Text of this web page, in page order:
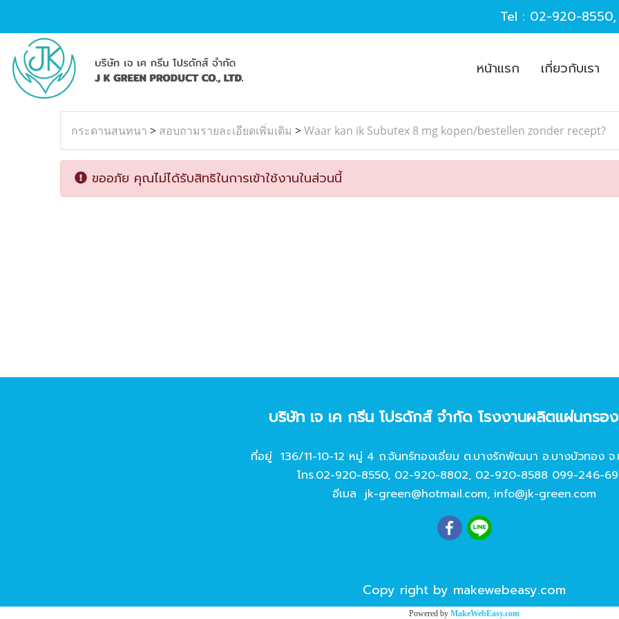
Tel : 02-920-8550
หน้าแรก เกี่ยวกับเรา
กระดานสนทนา > สอบถามรายละเอียดเพิ่มเติม >Waar kan ik Subutex 8 mg kopen/bestellen zonder recept?
ขออภัย คุณไม่ได้รับสิทธิในการเข้าใช้งานในส่วนนี้
บริษัท เจ เค กรีน โปรดักส์ จํากัด โรงงานผลิตแผ่นกรอ
ที่อยู่ 136/11-10-12 หมู่ 4 ถ.จันทร์ทองเอี่ยม ต.บางรักพัฒนา อ.บางบัวทอง จ.
โทร.02-920-8550, 02-920-8802, 02-920-8588 099-246-
อีเมล jk-green@hotmail.com, info@jk-green.com
Copy right by makewebeasy.com
Powered by MakeWebEasy.com